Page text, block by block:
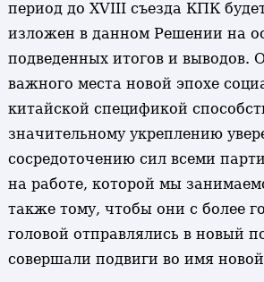
период до XVIII съезда КПК
изложен в данном Решении на
подведенных итогов и выводов.
важного места новой эпохе
китайской спецификой
значительному укреплению
сосредоточению сил всеми
на работе, которой мы
также тому, чтобы они с более
головой отправлялись в новый
совершали подвиги во имя